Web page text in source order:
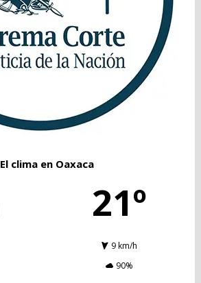
El clima en Oaxaca
21º
9 km/h
90%